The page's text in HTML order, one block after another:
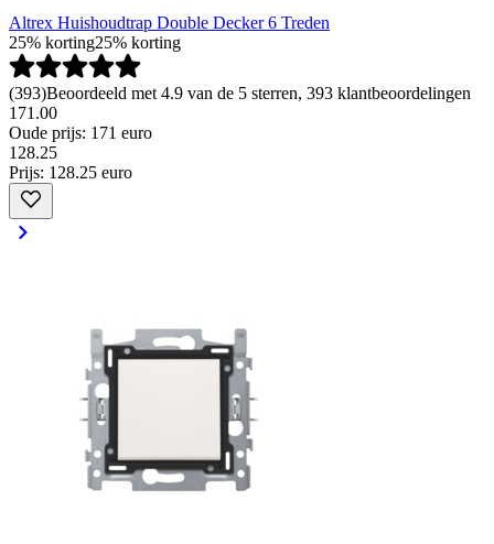
Altrex Huishoudtrap Double Decker 6 Treden
25% korting25% korting
(393)Beoordeeld met 4.9 van de 5 sterren, 393 klantbeoordelingen
171.00
Oude prijs: 171 euro
128.25
Prijs: 128.25 euro